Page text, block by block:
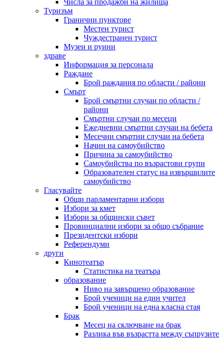
Числа за продажби на жилища
Туризъм
Гранични пунктове
Местен турист
Чуждестранен турист
Музеи и руини
здраве
Информация за персонала
Раждане
Брой раждания по области / райони
Смърт
Брой смъртни случаи по области /
райони
Смъртни случаи по месеци
Ежедневни смъртни случаи на бебета
Месечни смъртни случаи на бебета
Начин на самоубийство
Причина за самоубийство
Самоубийства по възрастови групи
Образователен статус на извършилите
самоубийство
Гласувайте
Общи парламентарни избори
Избори за кмет
Избори за общински съвет
Провинциални избори за общо събрание
Президентски избори
Референдуми
други
Кинотеатър
Статистика на театъра
образование
Ниво на завършено образование
Брой ученици на един учител
Брой ученици на една класна стая
Брак
Месец на сключване на брак
Разлика във възрастта между съпрузите